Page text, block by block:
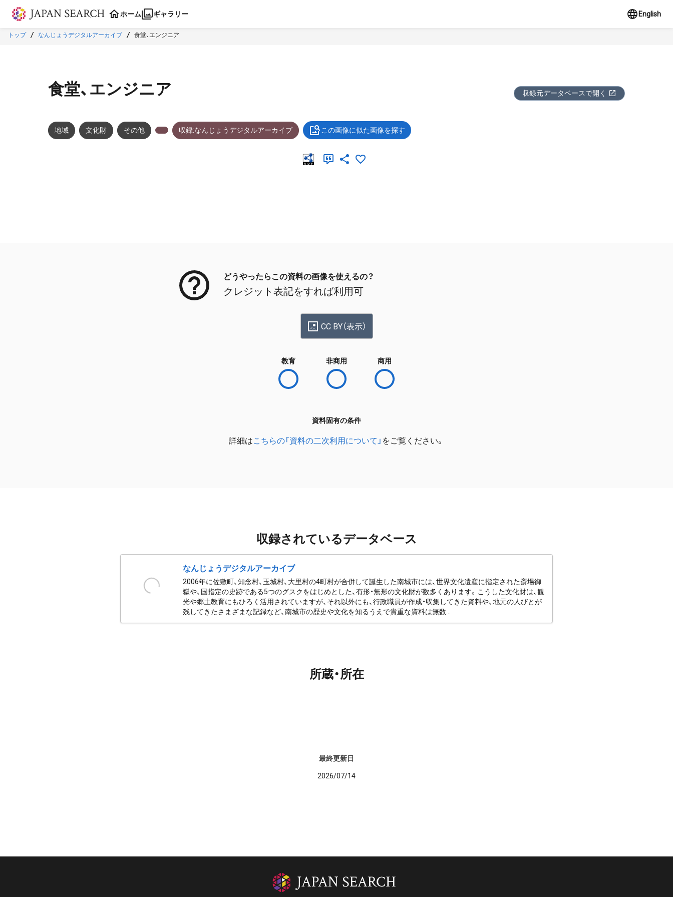
本文に飛ぶ
ホーム ギャラリー English
トップ なんじょうデジタルアーカイブ 食堂、エンジニア
食堂、エンジニア 収録元データベースで開く
地域 文化財 その他 収録:なんじょうデジタルアーカイブ この画像に似た画像を探す
どうやったらこの資料の画像を使えるの？
クレジット表記をすれば利用可
CC BY（表示）
教育 非商用 商用
資料固有の条件
詳細はこちらの「資料の二次利用について」 をご覧ください。
収録されているデータベース
なんじょうデジタルアーカイブ
2006年に佐敷町、知念村、玉城村、大里村の4町村が合併して誕生した南城市には、世界文化遺産に指定された斎場御
嶽や、国指定の史跡である5つのグスクをはじめとした、有形・無形の文化財が数多くあります。こうした文化財は、観
光や郷土教育にもひろく活用されていますが、それ以外にも、行政職員が作成・収集してきた資料や、地元の人びとが
残してきたさまざまな記録など、南城市の歴史や文化を知るうえで貴重な資料は無数...
所蔵・所在
最終更新日
2026/07/14